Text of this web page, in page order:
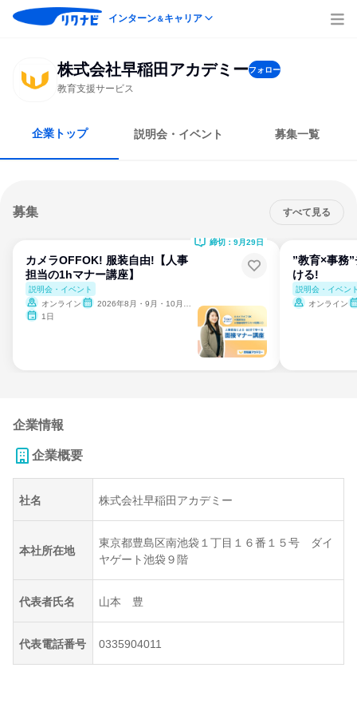
インターン＆キャリア
株式会社早稲田アカデミーフォロー
教育支援サービス
企業トップ 説明会・イベント 募集一覧
募集 すべて見る
カメラOFFOK! 服装自由!【人事
担当の1hマナー講座】
説明会・イベント
オンライン
2026年8月・9月・10月・11月
1日
締切：9月29日
”教育×事務
ける!
説明会・イベン
オンライン
企業情報
企業概要
社名 株式会社早稲田アカデミー
本社所在地
東京都豊島区南池袋１丁目１６番１５号 ダイ
ヤゲート池袋９階
代表者氏名 山本 豊
代表電話番号 0335904011